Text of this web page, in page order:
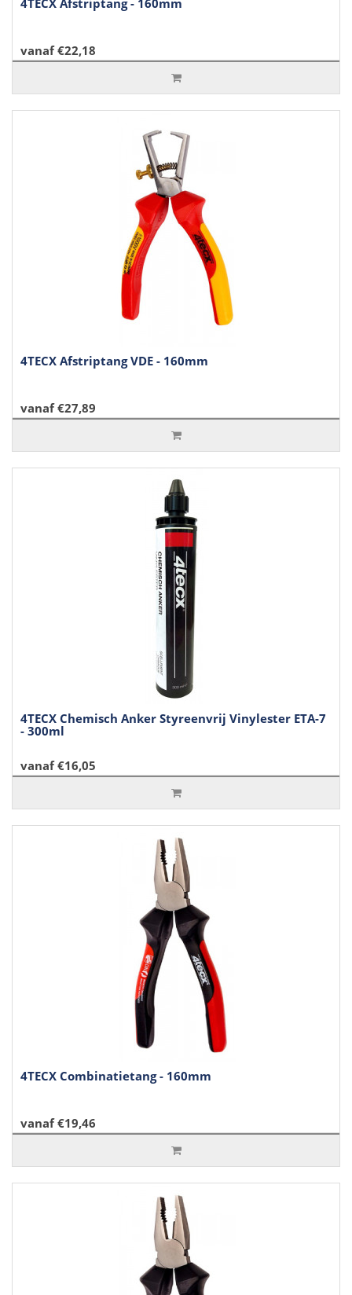
4TECX Afstriptang - 160mm
vanaf €22,18
4TECX Afstriptang VDE - 160mm
vanaf €27,89
4TECX Chemisch Anker Styreenvrij Vinylester ETA-7
- 300ml
vanaf €16,05
4TECX Combinatietang - 160mm
vanaf €19,46